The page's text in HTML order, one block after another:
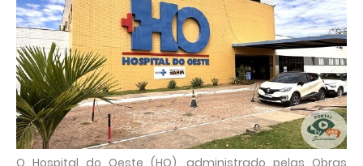
O Hospital do Oeste (HO), administrado pelas Obras